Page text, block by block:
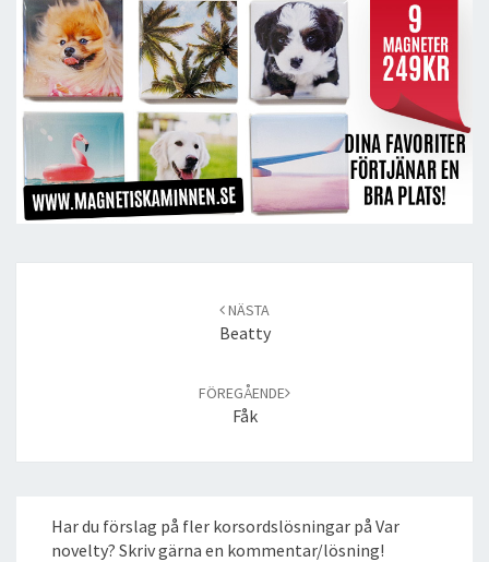
NÄSTA
Beatty
FÖREGÅENDE
Fåk
Har du förslag på fler korsordslösningar på Var
novelty? Skriv gärna en kommentar/lösning!